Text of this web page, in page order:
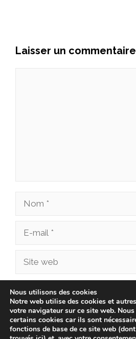
Laisser un commentaire
Nom
Site
Enregistrer mon nom, mon
dans le navigateur pour
commentaire.
Nous utilisons des cookies
Notre web utilise des cookies et
votre navigateur sur ce site web.
certains cookies car ils sont
fonctions de base de ce site web